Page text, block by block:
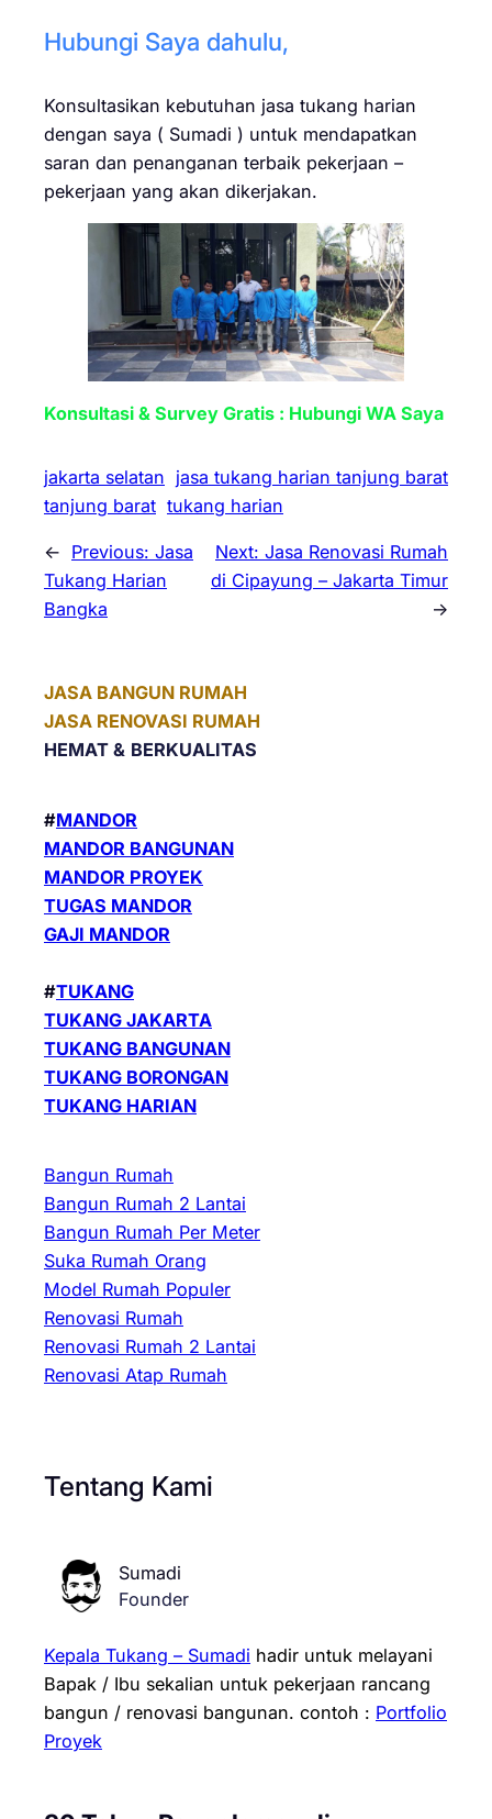
Hubungi Saya dahulu,
Konsultasikan kebutuhan jasa tukang harian
dengan saya ( Sumadi ) untuk mendapatkan
saran dan penanganan terbaik pekerjaan –
pekerjaan yang akan dikerjakan.
Konsultasi & Survey Gratis : Hubungi WA Saya
jakarta selatan jasa tukang harian tanjung barat
tanjung barat tukang harian
← Previous: Jasa
Tukang Harian
Bangka
Next: Jasa Renovasi Rumah
di Cipayung – Jakarta Timur
→
JASA BANGUN RUMAH
JASA RENOVASI RUMAH
HEMAT & BERKUALITAS
#MANDOR
MANDOR BANGUNAN
MANDOR PROYEK
TUGAS MANDOR
GAJI MANDOR
#TUKANG
TUKANG JAKARTA
TUKANG BANGUNAN
TUKANG BORONGAN
TUKANG HARIAN
Bangun Rumah
Bangun Rumah 2 Lantai
Bangun Rumah Per Meter
Suka Rumah Orang
Model Rumah Populer
Renovasi Rumah
Renovasi Rumah 2 Lantai
Renovasi Atap Rumah
Tentang Kami
Sumadi
Founder
Kepala Tukang – Sumadi hadir untuk melayani
Bapak / Ibu sekalian untuk pekerjaan rancang
bangun / renovasi bangunan. contoh : Portfolio
Proyek